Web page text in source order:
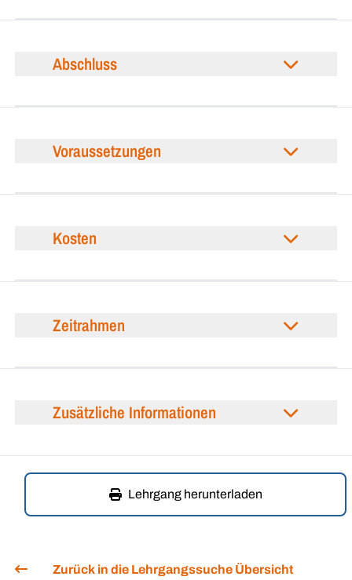
Abschluss
Voraussetzungen
Kosten
Zeitrahmen
Zusätzliche Informationen
Lehrgang herunterladen
Zurück in die Lehrgangssuche Übersicht